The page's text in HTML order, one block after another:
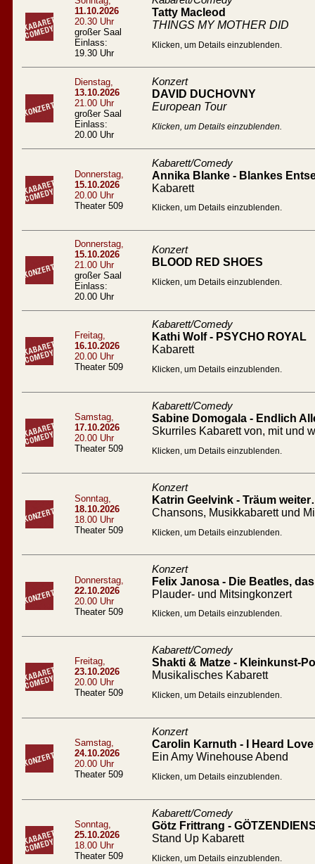
11.10.2026
20.30 Uhr
großer Saal
Einlass:
19.30 Uhr
Tatty Macleod
THINGS MY MOTHER DID
Klicken, um Details einzublenden.
Dienstag,
13.10.2026
21.00 Uhr
großer Saal
Einlass:
20.00 Uhr
Konzert
DAVID DUCHOVNY
European Tour
Klicken, um Details einzublenden.
Donnerstag,
15.10.2026
20.00 Uhr
Theater 509
Kabarett/Comedy
Annika Blanke - Blankes
Kabarett
Klicken, um Details einzublenden.
Donnerstag,
15.10.2026
21.00 Uhr
großer Saal
Einlass:
20.00 Uhr
Konzert
BLOOD RED SHOES
Klicken, um Details einzublenden.
Freitag,
16.10.2026
20.00 Uhr
Theater 509
Kabarett/Comedy
Kathi Wolf - PSYCHO ROYAL
Kabarett
Klicken, um Details einzublenden.
Samstag,
17.10.2026
20.00 Uhr
Theater 509
Kabarett/Comedy
Sabine Domogala - Endlich
Skurriles Kabarett von, mit und
Klicken, um Details einzublenden.
Sonntag,
18.10.2026
18.00 Uhr
Theater 509
Konzert
Katrin Geelvink - Träum
Chansons, Musikkabarett und
Klicken, um Details einzublenden.
Donnerstag,
22.10.2026
20.00 Uhr
Theater 509
Konzert
Felix Janosa - Die Beatles,
Plauder- und Mitsingkonzert
Klicken, um Details einzublenden.
Freitag,
23.10.2026
20.00 Uhr
Theater 509
Kabarett/Comedy
Shakti & Matze - Kleinkunst-
Musikalisches Kabarett
Klicken, um Details einzublenden.
Samstag,
24.10.2026
20.00 Uhr
Theater 509
Konzert
Carolin Karnuth - I Heard
Ein Amy Winehouse Abend
Klicken, um Details einzublenden.
Sonntag,
25.10.2026
18.00 Uhr
Theater 509
Kabarett/Comedy
Götz Frittrang -
Stand Up Kabarett
Klicken, um Details einzublenden.